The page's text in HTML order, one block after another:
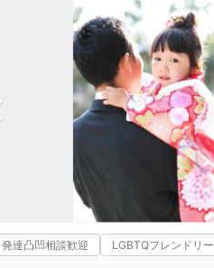
発達凸凹相談歓迎 LGBTQフレンドリー